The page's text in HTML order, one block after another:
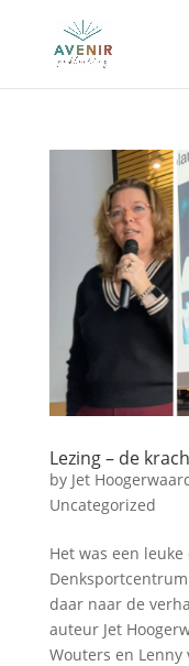
Lezing – de
by Jet
Uncategorized
Het was een
daar naar de
auteur Jet
Wouters en Lenny